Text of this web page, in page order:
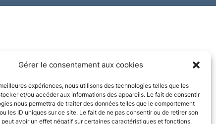
Gérer le consentement aux cookies
expériences, nous utilisons des technologies telles que les
et/ou accéder aux informations des appareils. Le fait de consentir
nous permettra de traiter des données telles que le comportement
les ID uniques sur ce site. Le fait de ne pas consentir ou de retirer son
avoir un effet négatif sur certaines caractéristiques et fonctions.